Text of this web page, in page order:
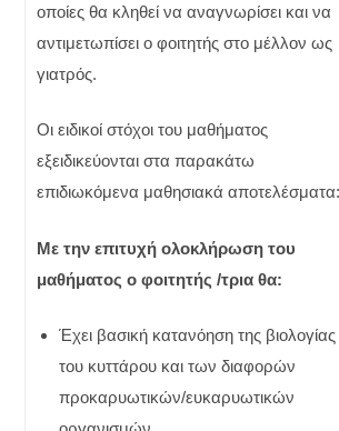
οποίες θα κληθεί να αναγνωρίσει και να
αντιμετωπίσει ο φοιτητής στο μέλλον ως
γιατρός.
Οι ειδικοί στόχοι του μαθήματος
εξειδικεύονται στα παρακάτω
επιδιωκόμενα μαθησιακά αποτελέσματα:
Με την επιτυχή ολοκλήρωση του
μαθήματος ο φοιτητής /τρια θα:
Έχει βασική κατανόηση της βιολογίας
του κυττάρου και των διαφορών
προκαρυωτικών/ευκαρυωτικών